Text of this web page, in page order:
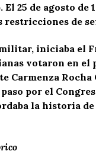
El 25 de agosto
restricciones de
iniciaba el
votaron en el
Carmenza
paso por el
la historia